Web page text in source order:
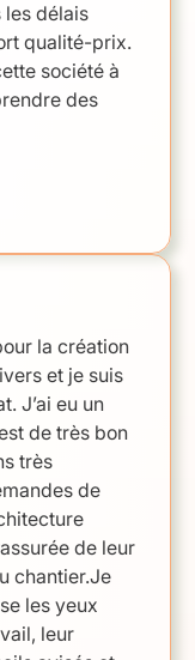
les délais
qualité-prix.
société à
des
la création
et je suis
J’ai eu un
de très bon
très
de
de leur
chantier.Je
les yeux
leur